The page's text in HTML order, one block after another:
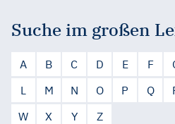
Suche im großen
A B C D E F
L
M N O P Q
W
X Y Z